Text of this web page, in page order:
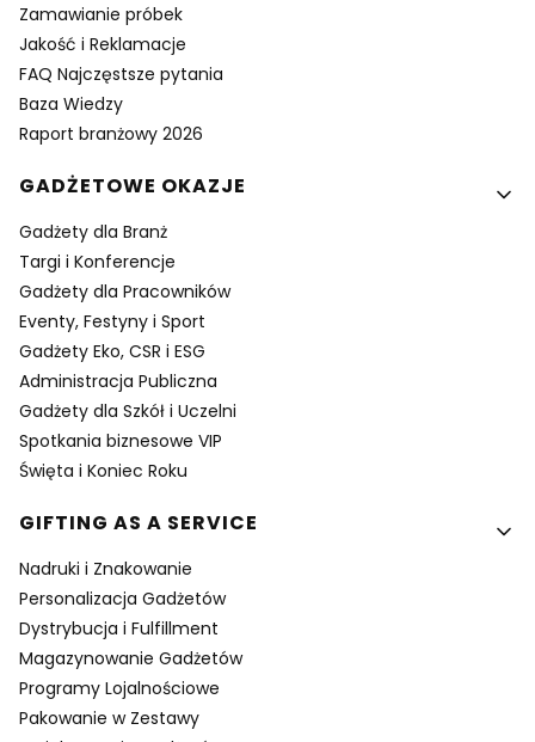
Zamawianie próbek
Jakość i Reklamacje
FAQ Najczęstsze pytania
Baza Wiedzy
Raport branżowy 2026
GADŻETOWE OKAZJE
Gadżety dla Branż
Targi i Konferencje
Gadżety dla Pracowników
Eventy, Festyny i Sport
Gadżety Eko, CSR i ESG
Administracja Publiczna
Gadżety dla Szkół i Uczelni
Spotkania biznesowe VIP
Święta i Koniec Roku
GIFTING AS A SERVICE
Nadruki i Znakowanie
Personalizacja Gadżetów
Dystrybucja i Fulfillment
Magazynowanie Gadżetów
Programy Lojalnościowe
Pakowanie w Zestawy